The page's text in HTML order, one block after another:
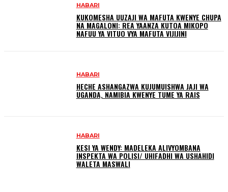
HABARI
KUKOMESHA UUZAJI WA MAFUTA KWENYE CHUPA
NA MAGALONI: REA YAANZA KUTOA MIKOPO
NAFUU YA VITUO VYA MAFUTA VIJIJINI
HABARI
HECHE ASHANGAZWA KUJUMUISHWA JAJI WA
UGANDA, NAMIBIA KWENYE TUME YA RAIS
HABARI
KESI YA WENDY: MADELEKA ALIVYOMBANA
INSPEKTA WA POLISI/ UHIFADHI WA USHAHIDI
WALETA MASWALI